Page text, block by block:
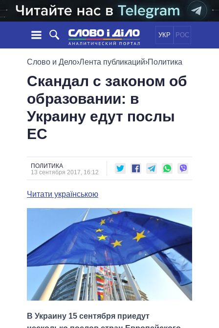
УКР РОС
НОВОСТИ
ЛЕНТА
СОБЫТИЯ
СТАТЬИ
МНЕНИЯ
ОБЗОРЫ
ДАЙДЖЕСТЫ
ПОЛИТИКА
ЭКОНОМИКА
ОБЩЕСТВО
ОБЕЩАНИЯ
ПОЛИТИКИ
ВСЕ ПОЛИТИКИ
ПРЕЗИДЕНТ И ОФИС
ВЕРХОВНАЯ РАДА
КАБИНЕТ МИНИСТРОВ
МЭРЫ
ВСЕ ПЕРСОНЫ
ИНФОГРАФИКА
ПОДДЕРЖАТЬ
СРАВНЕНИЕ ПОЛИТИКОВ
Слово и Дело›Лента публикаций›Политика
Скандал с законом об
образовании: в
Украину едут послы
ЕС
ПОЛИТИКА
13 сентября 2017, 16:12
Читати українською
В Украину 15 сентября приедут